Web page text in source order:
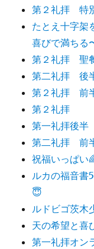
第２礼拝 特
たとえ十字架
喜びで満ちる
第２礼拝 聖
第二礼拝 後
第２礼拝 前
第２礼拝
第一礼拝後半
第二礼拝 前
祝福いっぱ
ルカの福音書
😇
ルドビゴ茨木
天の希望と喜
第一礼拝オン